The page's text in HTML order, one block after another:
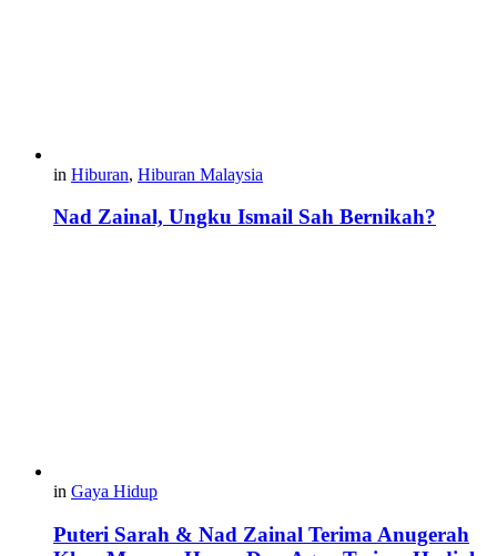
in Hiburan, Hiburan Malaysia
Nad Zainal, Ungku Ismail Sah Bernikah?
in Gaya Hidup
Puteri Sarah & Nad Zainal Terima Anugerah